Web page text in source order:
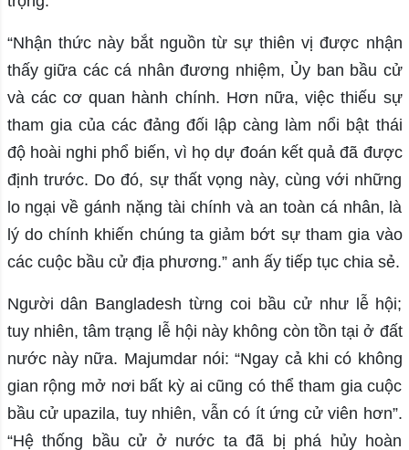
“Nhận thức này bắt nguồn từ sự thiên vị được nhận
thấy giữa các cá nhân đương nhiệm, Ủy ban bầu cử
và các cơ quan hành chính. Hơn nữa, việc thiếu sự
tham gia của các đảng đối lập càng làm nổi bật thái
độ hoài nghi phổ biến, vì họ dự đoán kết quả đã được
định trước. Do đó, sự thất vọng này, cùng với những
lo ngại về gánh nặng tài chính và an toàn cá nhân, là
lý do chính khiến chúng ta giảm bớt sự tham gia vào
các cuộc bầu cử địa phương.” anh ấy tiếp tục chia sẻ.
Người dân Bangladesh từng coi bầu cử như lễ hội;
tuy nhiên, tâm trạng lễ hội này không còn tồn tại ở đất
nước này nữa. Majumdar nói: “Ngay cả khi có không
gian rộng mở nơi bất kỳ ai cũng có thể tham gia cuộc
bầu cử upazila, tuy nhiên, vẫn có ít ứng cử viên hơn”.
“Hệ thống bầu cử ở nước ta đã bị phá hủy hoàn